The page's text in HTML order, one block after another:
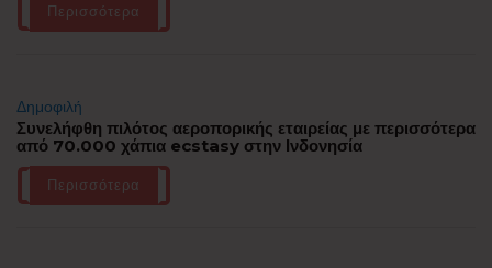
Περισσότερα
Δημοφιλή
Συνελήφθη πιλότος αεροπορικής εταιρείας με περισσότερα
από 70.000 χάπια ecstasy στην Ινδονησία
Περισσότερα